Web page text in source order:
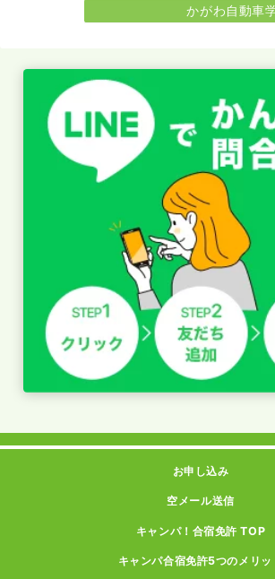
かがわ自動車
お申し込み
空メール送信
キャンパ！合宿免許 TOP
キャンパ合宿免許5つのメリッ